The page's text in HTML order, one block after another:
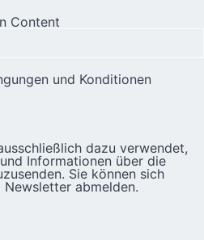
Content
und Konditionen
dazu verwendet,
Informationen über die
Sie können sich
abmelden.